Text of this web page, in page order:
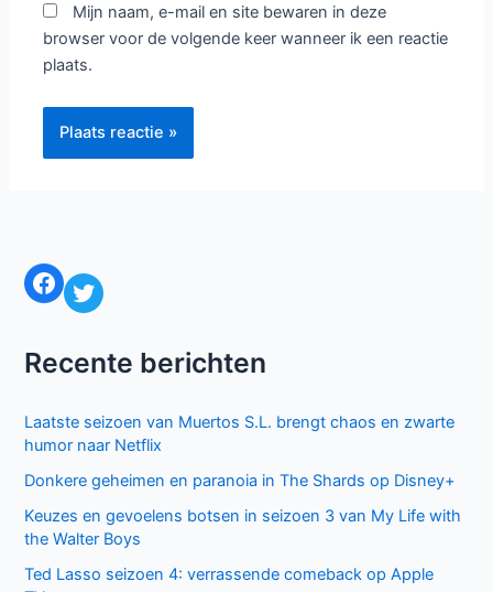
Mijn naam, e-mail en site bewaren in deze
browser voor de volgende keer wanneer ik een reactie
plaats.
Facebook Twitter
Recente berichten
Laatste seizoen van Muertos S.L. brengt chaos en zwarte
humor naar Netflix
Donkere geheimen en paranoia in The Shards op Disney+
Keuzes en gevoelens botsen in seizoen 3 van My Life with
the Walter Boys
Ted Lasso seizoen 4: verrassende comeback op Apple